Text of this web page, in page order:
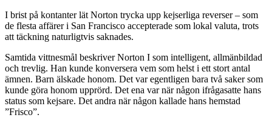
I brist på kontanter lät Norton trycka upp kejserliga reverser – som
de flesta affärer i San Francisco accepterade som lokal valuta, trots
att täckning naturligtvis saknades.
Samtida vittnesmål beskriver Norton I som intelligent, allmänbildad
och trevlig. Han kunde konversera vem som helst i ett stort antal
ämnen. Barn älskade honom. Det var egentligen bara två saker som
kunde göra honom upprörd. Det ena var när någon ifrågasatte hans
status som kejsare. Det andra när någon kallade hans hemstad
”Frisco”.